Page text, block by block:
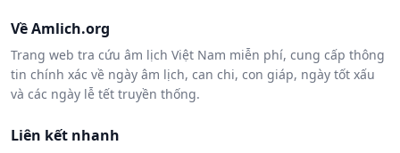
Về Amlich.org
Trang web tra cứu âm lịch Việt Nam miễn phí, cung cấp thông
tin chính xác về ngày âm lịch, can chi, con giáp, ngày tốt xấu
và các ngày lễ tết truyền thống.
Liên kết nhanh